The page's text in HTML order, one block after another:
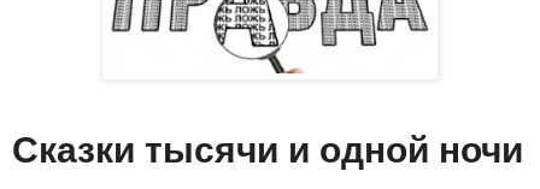
Сказки тысячи и одной ночи